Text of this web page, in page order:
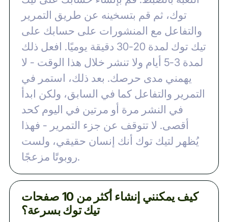
توك، ثم قم بتسخينه عن طريق التمرير
والتفاعل مع المنشورات على حسابك على
تيك توك لمدة 20-30 دقيقة يوميًا. افعل ذلك
لمدة 3-5 أيام ولا تنشر خلال هذا الوقت - لا
يهمني مدى حرصك. بعد ذلك، استمر في
التمرير والتفاعل كما في السابق، ولكن ابدأ
في النشر مرة أو مرتين في اليوم كحد
أقصى. لا تتوقف عن جزء التمرير - فهذا
يُظهر لتيك توك أنك إنسان حقيقي، ولست
روبوتًا مزعجًا.
كيف يمكنني إنشاء أكثر من 10 صفحات
تيك توك بسرعة؟